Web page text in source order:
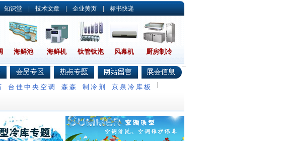
知识堂 | 技术文章 | 企业黄页 | 标书快递
海鲜池 海鲜机 钛管钛泡 风幕机 厨房制冷
台佳中央空调 森森 制冷剂 京泉冷库板